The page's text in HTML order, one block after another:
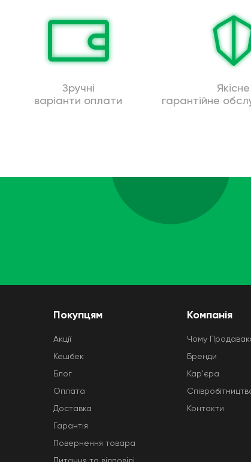
Зручні
варіанти оплати
Якісне
гарантійне
Покупцям
Акції
Кешбек
Блог
Оплата
Доставка
Гарантія
Повернення товара
Компанія
Чому
Бренди
Кар'єра
Контакти